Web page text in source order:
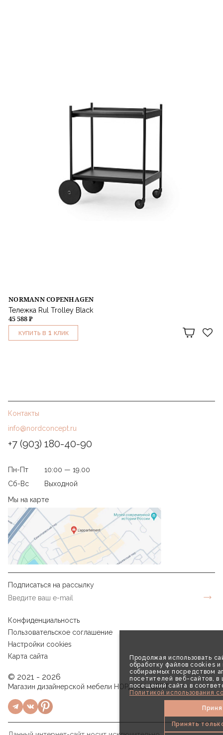
Продолжая использовать
обработку файлов cookies и
собираемых посредством
посетителей веб-сайтов, в
посещений сайта в
Политикой использования
Принять
NORMANN COPENHAGEN
Тележка Rul Trolley Black
45 588 ₽
КУПИТЬ В 1 КЛИК
Контакты
info@nordconcept.ru
+7 (903) 180-40-90
Пн-Пт
10:00 — 19.00
Сб-Вс
Выходной
Мы на карте
Подписаться на рассылку
Конфиденциальность
Пользовательское соглашение
Настройки cookies
Карта сайта
© 2021 - 2026
Магазин дизайнерской мебели НОРД КОНЦЕПТ